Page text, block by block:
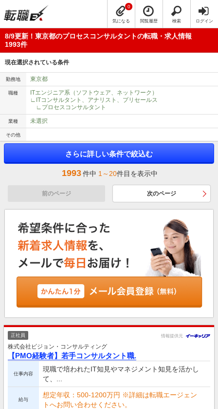
気になる
0
閲覧履歴 検索 ログイン
8/9更新！東京都のプロセスコンサルタントの転職・求人情報
1993件
現在選択されている条件
勤務地 東京都
職種
ITエンジニア系（ソフトウェア、ネットワーク）
∟ITコンサルタント、アナリスト、プリセールス
∟プロセスコンサルタント
業種 未選択
その他
さらに詳しい条件で絞込む
1993件中 1～20件目を表示中
前のページ 次のページ
正社員 情報提供元
株式会社ビジョン・コンサルティング
【PMO経験者】若手コンサルタント職.
仕事内容
現職で培われたIT知見やマネジメント知見を活かし
て、...
給与
想定年収：500-1200万円 ※詳細は転職エージェン
トへお問い合わせください。